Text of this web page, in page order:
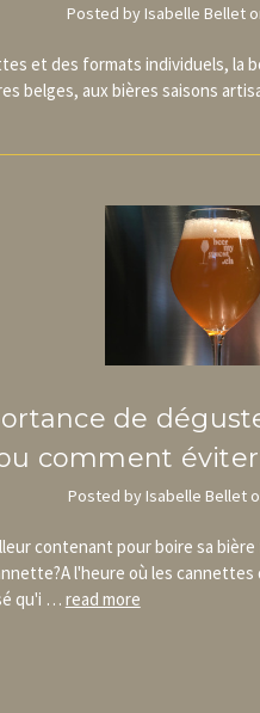
Posted by Isabelle Bellet
et des formats individuels, la
belges, aux bières saisons
de
comment
Posted by Isabelle Bellet
contenant pour boire sa
l'heure où les
qu'i … read more